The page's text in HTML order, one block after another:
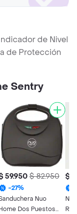
de Nivel
de Protección
Sentry
59.950 $ 82.950
-27%
Nuo
Dos Puestos
$